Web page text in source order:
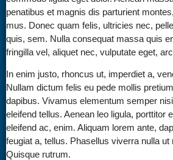
penatibus et magnis dis parturient
mus. Donec quam felis, ultricies nec,
quis, sem. Nulla consequat massa quis
fringilla vel, aliquet nec, vulputate eget,
In enim justo, rhoncus ut, imperdiet a,
Nullam dictum felis eu pede mollis
dapibus. Vivamus elementum semper
eleifend tellus. Aenean leo ligula, porttitor
eleifend ac, enim. Aliquam lorem ante,
feugiat a, tellus. Phasellus viverra nulla
Quisque rutrum.